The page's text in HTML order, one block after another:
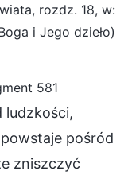
rozdz. 18, w:
i Jego dzieło)
581
ludzkości,
pośród
zniszczyć